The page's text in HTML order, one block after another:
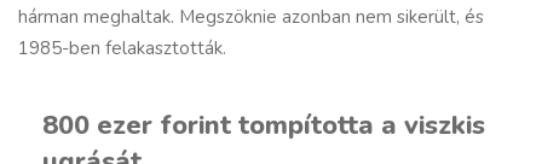
hárman meghaltak. Megszöknie azonban nem sikerült, és
1985-ben felakasztották.
800 ezer forint tompította a viszkis